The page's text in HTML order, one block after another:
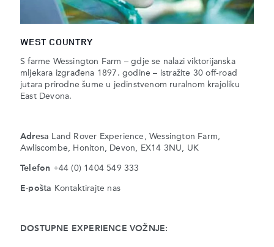
WEST COUNTRY
S farme Wessington Farm – gdje se nalazi viktorijanska
mljekara izgrađena 1897. godine – istražite 30 off-road
jutara prirodne šume u jedinstvenom ruralnom krajoliku
East Devona.
Adresa
Land Rover Experience, Wessington Farm,
Awliscombe, Honiton, Devon, EX14 3NU, UK
Telefon +44 (0) 1404 549 333
E-pošta Kontaktirajte nas
DOSTUPNE EXPERIENCE VOŽNJE: